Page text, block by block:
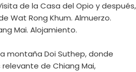
de la Casa del Opio y después,
Wat Rong Khum. Almuerzo.
Mai. Alojamiento.
montaña Doi Suthep, donde
de Chiang Mai,